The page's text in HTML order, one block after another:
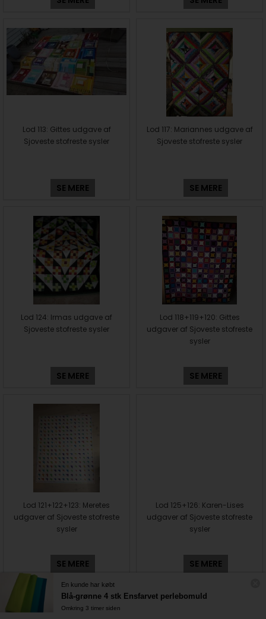
Lod 113: Gittes udgave af
Sjoveste stofreste sysler
SE MERE
Lod 117: Mariannes udgave af
Sjoveste stofreste sysler
SE MERE
Lod 124: Irmas udgave af
Sjoveste stofreste sysler
SE MERE
Lod 118+119+120: Gittes
udgaver af Sjoveste stofreste
sysler
SE MERE
Lod 121+122+123: Meretes
udgaver af Sjoveste stofreste
sysler
SE MERE
Lod 125+126: Karen-Lises
udgaver af Sjoveste stofreste
sysler
SE MERE
En kunde har købt
Blå-grønne 4 stk Ensfarvet perlebomuld
Omkring 3 timer siden